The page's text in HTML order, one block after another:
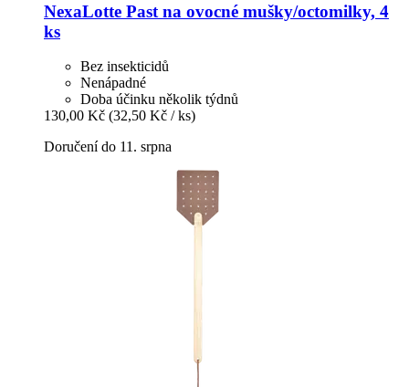
NexaLotte Past na ovocné mušky/octomilky, 4
ks
Bez insekticidů
Nenápadné
Doba účinku několik týdnů
130,00 Kč (32,50 Kč / ks)
Doručení do 11. srpna